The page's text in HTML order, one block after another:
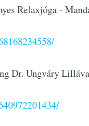
Relaxjóga -
Dr. Ungváry